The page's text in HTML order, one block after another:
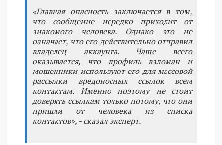
«Главная опасность заключается в том,
что сообщение нередко приходит от
знакомого человека. Однако это не
означает, что его действительно отправил
владелец аккаунта. Чаще всего
оказывается, что профиль взломан и
мошенники используют его для массовой
рассылки вредоносных ссылок всем
контактам. Именно поэтому не стоит
доверять ссылкам только потому, что они
пришли от человека из списка
контактов», - сказал эксперт.